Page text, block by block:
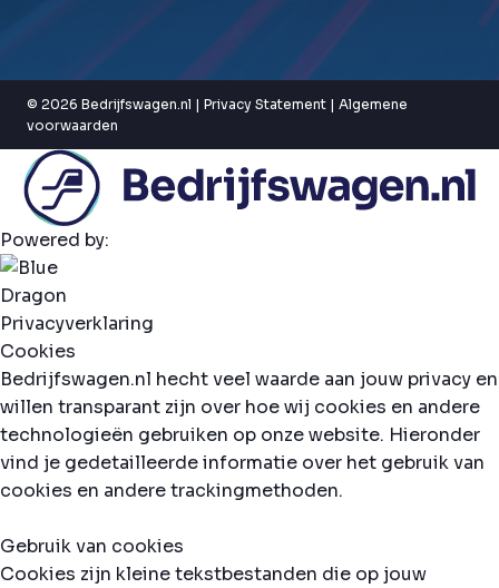
© 2026 Bedrijfswagen.nl | Privacy Statement | Algemene
voorwaarden
Powered by:
Privacyverklaring
Cookies
Bedrijfswagen.nl hecht veel waarde aan jouw privacy en
willen transparant zijn over hoe wij cookies en andere
technologieën gebruiken op onze website. Hieronder
vind je gedetailleerde informatie over het gebruik van
cookies en andere trackingmethoden.
Gebruik van cookies
Cookies zijn kleine tekstbestanden die op jouw